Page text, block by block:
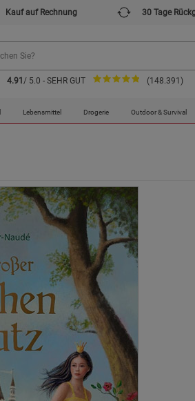
Kauf auf Rechnung 30 Tage
4.91 / 5.0 - SEHR GUT (148.391)
Lebensmittel Drogerie Outdoor & Survival